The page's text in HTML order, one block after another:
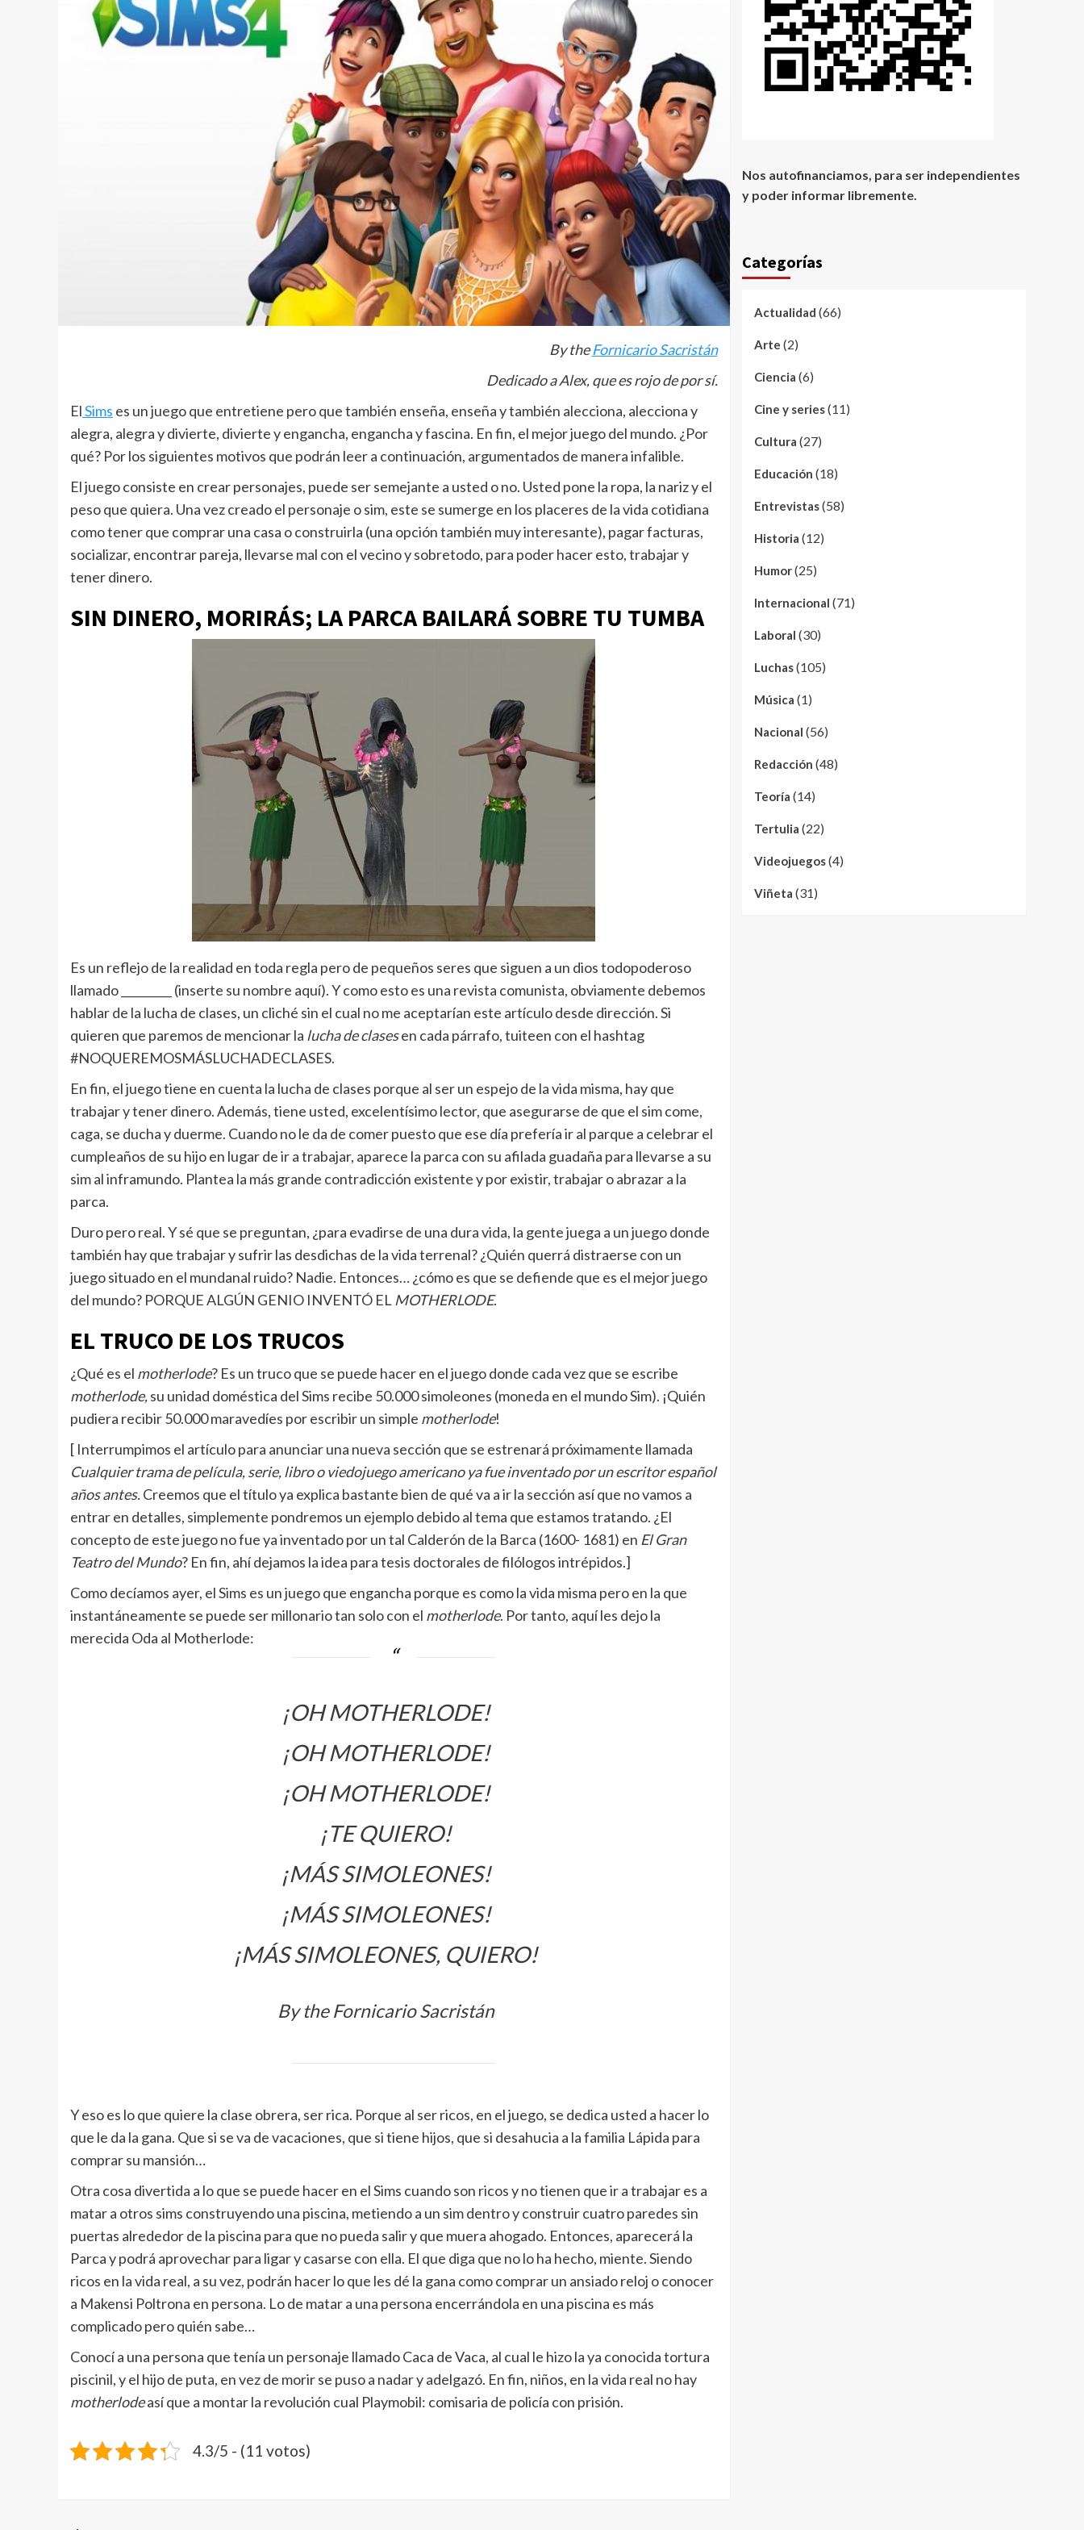
By theFornicario Sacristán
Dedicado a Alex, que es rojo de por sí.
ElSims es un juego que entretiene pero que también enseña, enseña y también alecciona, alecciona y
alegra, alegra y divierte, divierte y engancha, engancha y fascina. En fin, el mejor juego del mundo. ¿Por
qué? Por los siguientes motivos que podrán leer a continuación, argumentados de manera infalible.
El juego consiste en crear personajes, puede ser semejante a usted o no. Usted pone la ropa, la nariz y el
peso que quiera. Una vez creado el personaje o sim, este se sumerge en los placeres de la vida cotidiana
como tener que comprar una casa o construirla (una opción también muy interesante), pagar facturas,
socializar, encontrar pareja, llevarse mal con el vecino y sobretodo, para poder hacer esto, trabajar y
tener dinero.
SIN DINERO, MORIRÁS; LA PARCA BAILARÁ SOBRE TU TUMBA
Es un reflejo de la realidad en toda regla pero de pequeños seres que siguen a un dios todopoderoso
llamado _________ (inserte su nombre aquí). Y como esto es una revista comunista, obviamente debemos
hablar de la lucha de clases, un cliché sin el cual no me aceptarían este artículo desde dirección. Si
quieren que paremos de mencionar la lucha de clasesen cada párrafo, tuiteen con el hashtag
#NOQUEREMOSMÁSLUCHADECLASES.
En fin, el juego tiene en cuenta la lucha de clases porque al ser un espejo de la vida misma, hay que
trabajar y tener dinero. Además, tiene usted, excelentísimo lector, que asegurarse de que el sim come,
caga, se ducha y duerme. Cuando no le da de comer puesto que ese día prefería ir al parque a celebrar el
cumpleaños de su hijo en lugar de ir a trabajar, aparece la parca con su afilada guadaña para llevarse a su
sim al inframundo. Plantea la más grande contradicción existente y por existir, trabajar o abrazar a la
parca.
Duro pero real. Y sé que se preguntan, ¿para evadirse de una dura vida, la gente juega a un juego donde
también hay que trabajar y sufrir las desdichas de la vida terrenal? ¿Quién querrá distraerse con un
juego situado en el mundanal ruido? Nadie. Entonces… ¿cómo es que se defiende que es el mejor juego
del mundo? PORQUE ALGÚN GENIO INVENTÓ EL MOTHERLODE.
EL TRUCO DE LOS TRUCOS
¿Qué es el motherlode? Es un truco que se puede hacer en el juego donde cada vez que se escribe
motherlode,su unidad doméstica del Sims recibe 50.000 simoleones (moneda en el mundo Sim). ¡Quién
pudiera recibir 50.000 maravedíes por escribir un simple motherlode!
[ Interrumpimos el artículo para anunciar una nueva sección que se estrenará próximamente llamada
Cualquier trama de película, serie, libro o viedojuego americano ya fue inventado por un escritor español
años antes.Creemos que el título ya explica bastante bien de qué va a ir la sección así que no vamos a
entrar en detalles, simplemente pondremos un ejemplo debido al tema que estamos tratando. ¿El
concepto de este juego no fue ya inventado por un tal Calderón de la Barca (1600- 1681) en El Gran
Teatro del Mundo? En fin, ahí dejamos la idea para tesis doctorales de filólogos intrépidos.]
Como decíamos ayer, el Sims es un juego que engancha porque es como la vida misma pero en la que
instantáneamente se puede ser millonario tan solo con el motherlode. Por tanto, aquí les dejo la
merecida Oda al Motherlode:
¡OH MOTHERLODE!
¡OH MOTHERLODE!
¡OH MOTHERLODE!
¡TE QUIERO!
¡MÁS SIMOLEONES!
¡MÁS SIMOLEONES!
¡MÁS SIMOLEONES, QUIERO!
By the Fornicario Sacristán
Y eso es lo que quiere la clase obrera, ser rica. Porque al ser ricos, en el juego, se dedica usted a hacer lo
que le da la gana. Que si se va de vacaciones, que si tiene hijos, que si desahucia a la familia Lápida para
comprar su mansión…
Otra cosa divertida a lo que se puede hacer en el Sims cuando son ricos y no tienen que ir a trabajar es a
matar a otros sims construyendo una piscina, metiendo a un sim dentro y construir cuatro paredes sin
puertas alrededor de la piscina para que no pueda salir y que muera ahogado. Entonces, aparecerá la
Parca y podrá aprovechar para ligar y casarse con ella. El que diga que no lo ha hecho, miente. Siendo
ricos en la vida real, a su vez, podrán hacer lo que les dé la gana como comprar un ansiado reloj o conocer
a Makensi Poltrona en persona. Lo de matar a una persona encerrándola en una piscina es más
complicado pero quién sabe…
Conocí a una persona que tenía un personaje llamado Caca de Vaca, al cual le hizo la ya conocida tortura
piscinil, y el hijo de puta, en vez de morir se puso a nadar y adelgazó. En fin, niños, en la vida real no hay
motherlodeasí que a montar la revolución cual Playmobil: comisaria de policía con prisión.
4.3/5 - (11 votos)
Nos autofinanciamos, para ser independientes
y poder informar libremente.
Categorías
Actualidad (66)
Arte (2)
Ciencia (6)
Cine y series(11)
Cultura (27)
Educación (18)
Entrevistas(58)
Historia (12)
Humor(25)
Internacional (71)
Laboral (30)
Luchas(105)
Música (1)
Nacional (56)
Redacción (48)
Teoría (14)
Tertulia (22)
Videojuegos(4)
Viñeta (31)